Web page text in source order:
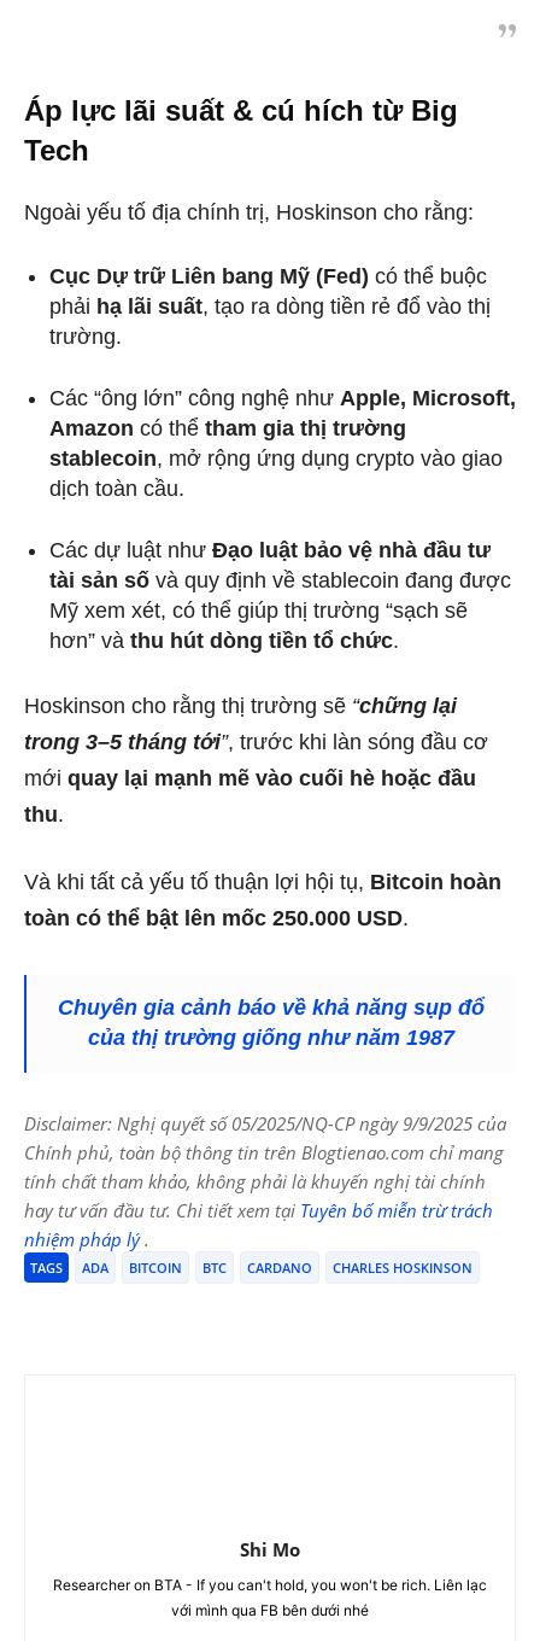
Áp lực lãi suất & cú hích từ Big
Tech
Ngoài yếu tố địa chính trị, Hoskinson cho rằng:
Cục Dự trữ Liên bang Mỹ (Fed) có thể buộc
phải hạ lãi suất, tạo ra dòng tiền rẻ đổ vào thị
trường.
Các “ông lớn” công nghệ như Apple, Microsoft,
Amazon có thể tham gia thị trường
stablecoin, mở rộng ứng dụng crypto vào giao
dịch toàn cầu.
Các dự luật như Đạo luật bảo vệ nhà đầu tư
tài sản số và quy định về stablecoin đang được
Mỹ xem xét, có thể giúp thị trường “sạch sẽ
hơn” và thu hút dòng tiền tổ chức.
Hoskinson cho rằng thị trường sẽ “chững lại
trong 3–5 tháng tới”, trước khi làn sóng đầu cơ
mới quay lại mạnh mẽ vào cuối hè hoặc đầu
thu.
Và khi tất cả yếu tố thuận lợi hội tụ, Bitcoin hoàn
toàn có thể bật lên mốc 250.000 USD.
Chuyên gia cảnh báo về khả năng sụp đổ
của thị trường giống như năm 1987
Disclaimer: Nghị quyết số 05/2025/NQ-CP ngày 9/9/2025 của
Chính phủ, toàn bộ thông tin trên Blogtienao.com chỉ mang
tính chất tham khảo, không phải là khuyến nghị tài chính
hay tư vấn đầu tư. Chi tiết xem tại Tuyên bố miễn trừ trách
nhiệm pháp lý.
TAGS ADA BITCOIN BTC CARDANO CHARLES HOSKINSON
Shi Mo
Researcher on BTA - If you can't hold, you won't be rich. Liên lạc
với mình qua FB bên dưới nhé